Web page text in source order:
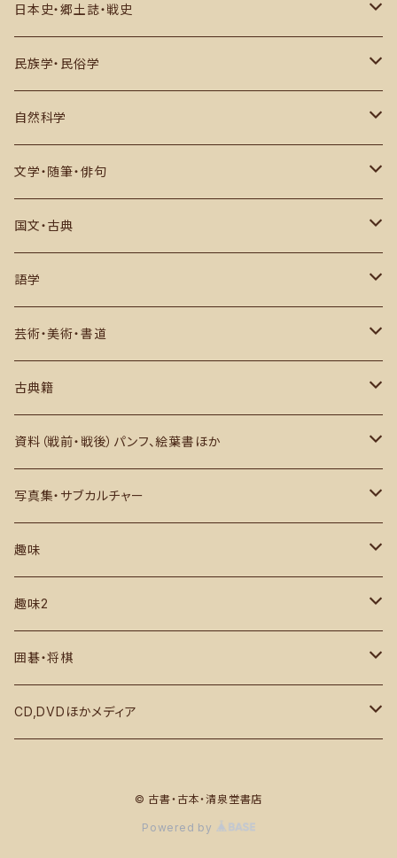
思想・哲学・宗教
社会科学・世界史
その他
日本史・郷土誌・戦史
郷土誌
古代史・民族
中世・江戸期
戦史・戦記・近代史
現代史
民族学・民俗学
日本国内
アジア
ヨーロッパ・アフリカその他
自然科学
数学・物理・宇宙・科学
生物・自然・動物など
その他
文学・随筆・俳句
近代文学・評論
推理小説・評論
俳句・川柳・歌集など
西洋文学
アジアほか
国文・古典
作品
研究・評論ほか
語学
日本語学
英語学
その他
芸術・美術・書道
芸術史・評論・解説
美術・図録・画集・作品集
書道・中文書
芸術写真集・作品集
建築関係
デザイン・ファッション
古典籍
和本・写本ほか
古地図・1枚もの ほか
資料（戦前・戦後）パンフ、絵葉書ほか
日本国内
国外・外地
写真集・サブカルチャー
グラビア・アイドル
サブカルチャー
絶版漫画・コミック雑誌など
1970～各種雑誌
趣味
カメラ・写真
音楽・映画・芸能 ほか
鉄道、船舶関係、車、航空機ほか
趣味2
各種スポーツ 野球 相撲 格闘技ほか
コンピューター IT関係
囲碁・将棋
囲碁
CD,DVDほかメディア
© 古書・古本・清泉堂書店
Powered by